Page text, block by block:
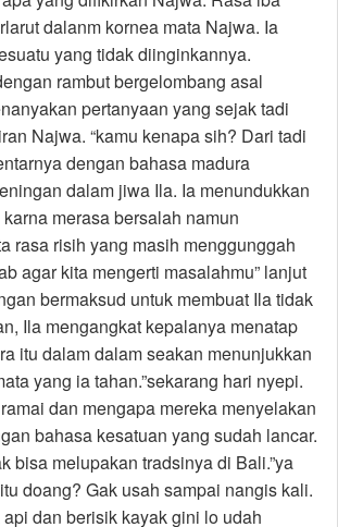
dalanm kornea mata Najwa. Ia
yang tidak diinginkannya.
rambut bergelombang asal
pertanyaan yang sejak tadi
Najwa. “kamu kenapa sih? Dari tadi
dengan bahasa madura
dalam jiwa Ila. Ia menundukkan
merasa bersalah namun
rasa risih yang masih menggunggah
agar kita mengerti masalahmu” lanjut
bermaksud untuk membuat Ila tidak
Ila mengangkat kepalanya menatap
itu dalam dalam seakan menunjukkan
yang ia tahan.”sekarang hari nyepi.
dan mengapa mereka menyelakan
bahasa kesatuan yang sudah lancar.
bisa melupakan tradsinya di Bali.”ya
doang? Gak usah sampai nangis kali.
dan berisik kayak gini lo udah